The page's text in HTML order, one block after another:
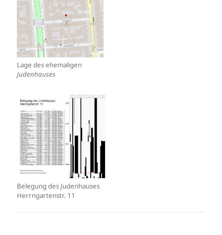
Lage des ehemaligen
Judenhauses
Belegung des Judenhauses
Herrngartenstr. 11